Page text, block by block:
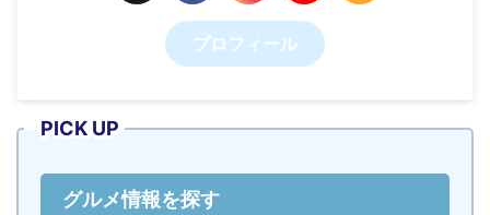
プロフィール
PICK UP
グルメ情報を探す